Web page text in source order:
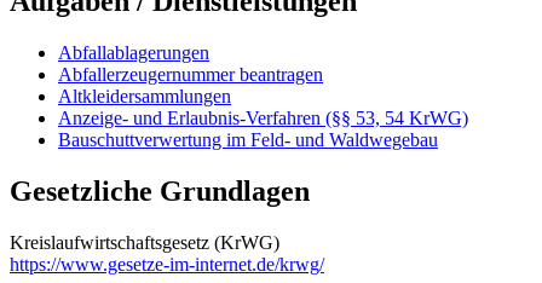
Abfallablagerungen
Abfallerzeugernummer beantragen
Altkleidersammlungen
Anzeige- und Erlaubnis-Verfahren (§§ 53, 54 KrWG)
Bauschuttverwertung im Feld- und Waldwegebau
Gesetzliche Grundlagen
Kreislaufwirtschaftsgesetz (KrWG)
https://www.gesetze-im-internet.de/krwg/